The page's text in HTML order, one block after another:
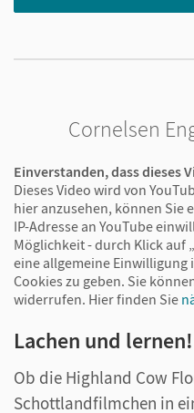
Cornelsen
Einverstanden, dass dieses
Dieses Video wird von
hier anzusehen, können Sie
IP-Adresse an YouTube
Möglichkeit - durch Klick auf
eine allgemeine Einwilligung
Cookies zu geben. Sie
widerrufen. Hier finden Sie
Lachen und lernen!
Ob die Highland Cow
Schottlandfilmchen in